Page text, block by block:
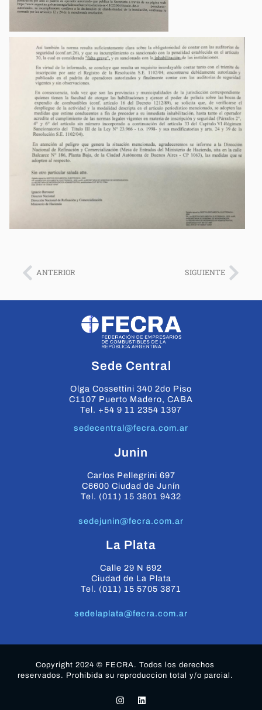
ANTERIOR SIGUIENTE
Sede Central
Olga Cossettini 340 2do Piso
C1107 Puerto Madero, CABA
Tel. +54 9 11 2354 1397
sedecentral@fecra.com.ar
Junin
Carlos Pellegrini 697
C6600 Ciudad de Junín
Tel. (011) 15 3801 9432
sedejunin@fecra.com.ar
La Plata
Calle 29 N 692
Ciudad de La Plata
Tel. (011) 15 5705 3871
sedelaplata@fecra.com.ar
Copyright 2024 © FECRA. Todos los derechos
reservados. Prohibida su reproduccion total y/o parcial.